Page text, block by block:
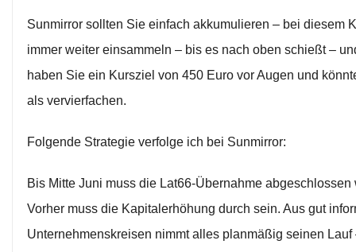
Sunmirror sollten Sie einfach akkumulieren – bei diesem
immer weiter einsammeln – bis es nach oben schießt –
haben Sie ein Kursziel von 450 Euro vor Augen und
als vervierfachen.
Folgende Strategie verfolge ich bei Sunmirror:
Bis Mitte Juni muss die Lat66-Übernahme abgeschlossen
Vorher muss die Kapitalerhöhung durch sein. Aus gut
Unternehmenskreisen nimmt alles planmäßig seinen Lauf